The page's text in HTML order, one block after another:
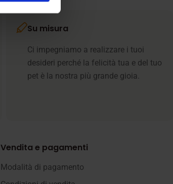
Su misura
Ci impegniamo a realizzare i tuoi
desideri perché la felicità tua e del tuo
pet è la nostra più grande gioia.
Vendita e pagamenti
Modalità di pagamento